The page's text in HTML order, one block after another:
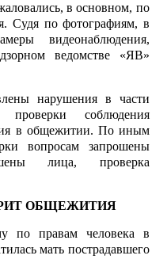
в основном, по
Судя по фотографиям, в
видео­наблюдения,
ведомстве «ЯВ»
нарушения в части
проверки соблюдения
в общежитии. По иным
вопросам запрошены
лица, проверка
ОБЩЕЖИТИЯ
по правам человека в
мать пострадавшего